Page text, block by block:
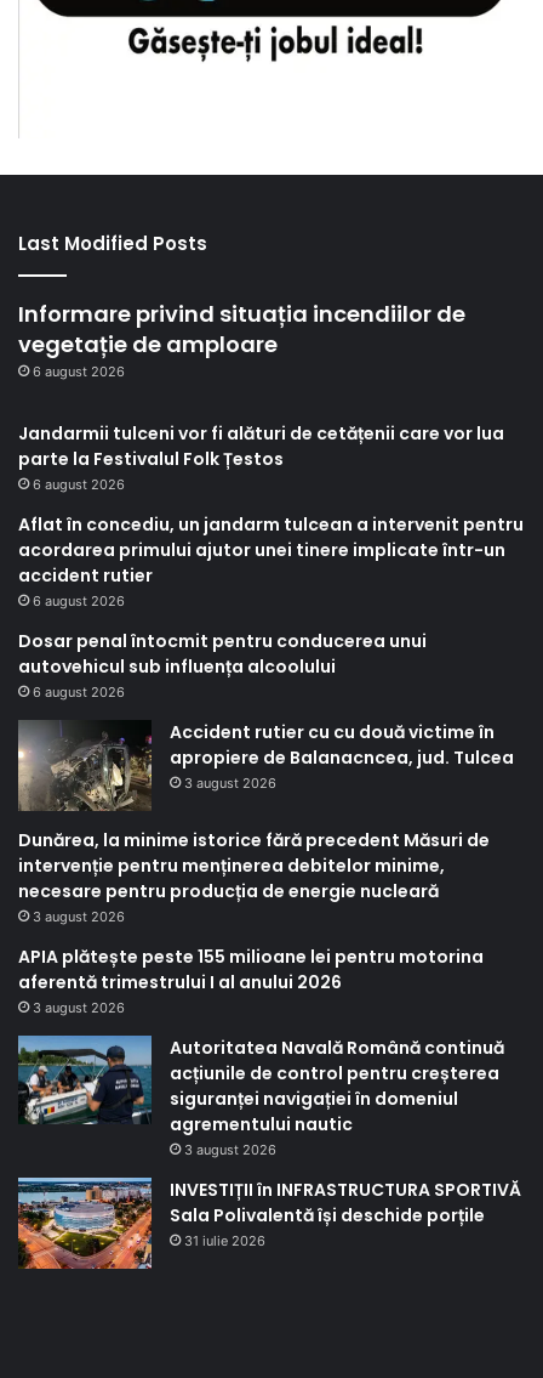
Last Modified Posts
Informare privind situația incendiilor de
vegetație de amploare
6 august 2026
Jandarmii tulceni vor fi alături de cetățenii care vor lua
parte la Festivalul Folk Țestos
6 august 2026
Aflat în concediu, un jandarm tulcean a intervenit pentru
acordarea primului ajutor unei tinere implicate într-un
accident rutier
6 august 2026
Dosar penal întocmit pentru conducerea unui
autovehicul sub influența alcoolului
6 august 2026
Accident rutier cu cu două victime în
apropiere de Balanacncea, jud. Tulcea
3 august 2026
Dunărea, la minime istorice fără precedent Măsuri de
intervenție pentru menținerea debitelor minime,
necesare pentru producția de energie nucleară
3 august 2026
APIA plătește peste 155 milioane lei pentru motorina
aferentă trimestrului I al anului 2026
3 august 2026
Autoritatea Navală Română continuă
acțiunile de control pentru creșterea
siguranței navigației în domeniul
agrementului nautic
3 august 2026
INVESTIȚII în INFRASTRUCTURA SPORTIVĂ
Sala Polivalentă își deschide porțile
31 iulie 2026